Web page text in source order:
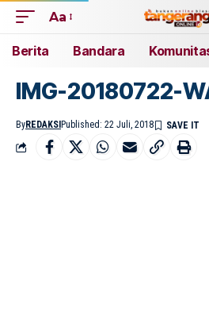
Aa
Berita Bandara
IMG-20180722-
ByREDAKSI Published: 22 Juli, 2018